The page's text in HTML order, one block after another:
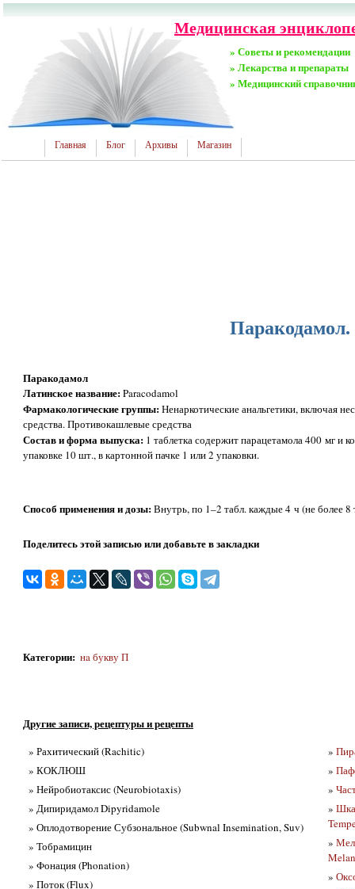
Медицинская
» Советы и рекомендации
» Лекарства и препараты
» Медицинский
Главная Блог Архивы Магазин
Паракодамол.
Паракодамол
Латинское название:Paracodamol
Фармакологические группы:Ненаркотические анальгетики, включая
средства. Противокашлевые средства
Состав и форма выпуска: 1 таблетка содержит парацетамола 400 мг и
упаковке 10 шт., в картонной пачке 1 или 2 упаковки.
Способ применения и дозы:Внутрь, по 1–2 табл. каждые 4 ч (не более 8
Поделитесь этой записью или добавьте в закладки
Категории: нa букву П
Другие записи, рецептуры и рецепты
» Рахитический (Rachitic)
» КОКЛЮШ
» Нейробиотаксис (Neurobiotaxis)
» Дипиридамол Dipyridamole
» Оплодотворение Субзональное (Subwnal Insemination, Suv)
» Тобрамицин
» Фонация (Phonation)
» Поток (Flux)
»
»
»
»
»
»